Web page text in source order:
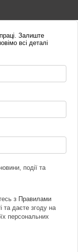
Залиште
всі деталі
події та
з Правилами
та даєте згоду на
персональних